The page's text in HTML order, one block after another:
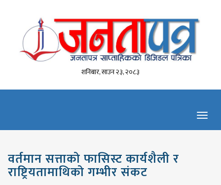
शनिबार, साउन २३, २०८३
वर्तमान सत्ताको फासिस्ट कार्यशैली र
राष्ट्रियतामाथिको गम्भीर संकट